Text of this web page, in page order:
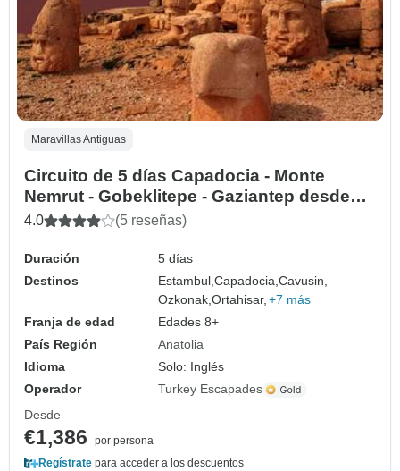
Maravillas Antiguas
Circuito de 5 días Capadocia - Monte
Nemrut - Gobeklitepe - Gaziantep desde
Estambul
4.0 (5 reseñas)
Duración
5 días
Destinos
Estambul,Capadocia,Cavusin,
Ozkonak,Ortahisar, +7 más
Franja de edad
Edades 8+
País Región
Anatolia
Idioma
Solo: Inglés
Operador
Turkey Escapades
Desde
€1,386
por persona
Regístrate para acceder a los descuentos